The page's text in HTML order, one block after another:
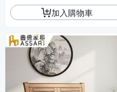
加入購物車